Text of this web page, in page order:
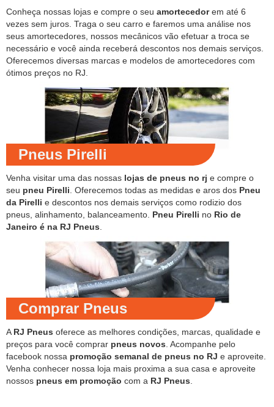
Conheça nossas lojas e compre o seu amortecedorem até 6
vezes sem juros. Traga o seu carro e faremos uma análise nos
seus amortecedores, nossos mecânicos vão efetuar a troca se
necessário e você ainda receberá descontos nos demais serviços.
Oferecemos diversas marcas e modelos de amortecedores com
ótimos preços no RJ.
Pneus Pirelli
Venha visitar uma das nossas lojas de pneus no rj e compre o
seu pneu Pirelli . Oferecemos todas as medidas e aros dos Pneu
da Pirelli e descontos nos demais serviços como rodizio dos
pneus, alinhamento, balanceamento. Pneu Pirelli no Rio de
Janeiro é na RJ Pneus
Comprar Pneus
A RJ Pneus oferece as melhores condições, marcas, qualidade e
preços para você comprar pneus novos . Acompanhe pelo
facebook nossa promoção semanal de pneus no RJ e aproveite.
Venha conhecer nossa loja mais proxima a sua casa e aproveite
nossos pneus em promoção com a RJ Pneus